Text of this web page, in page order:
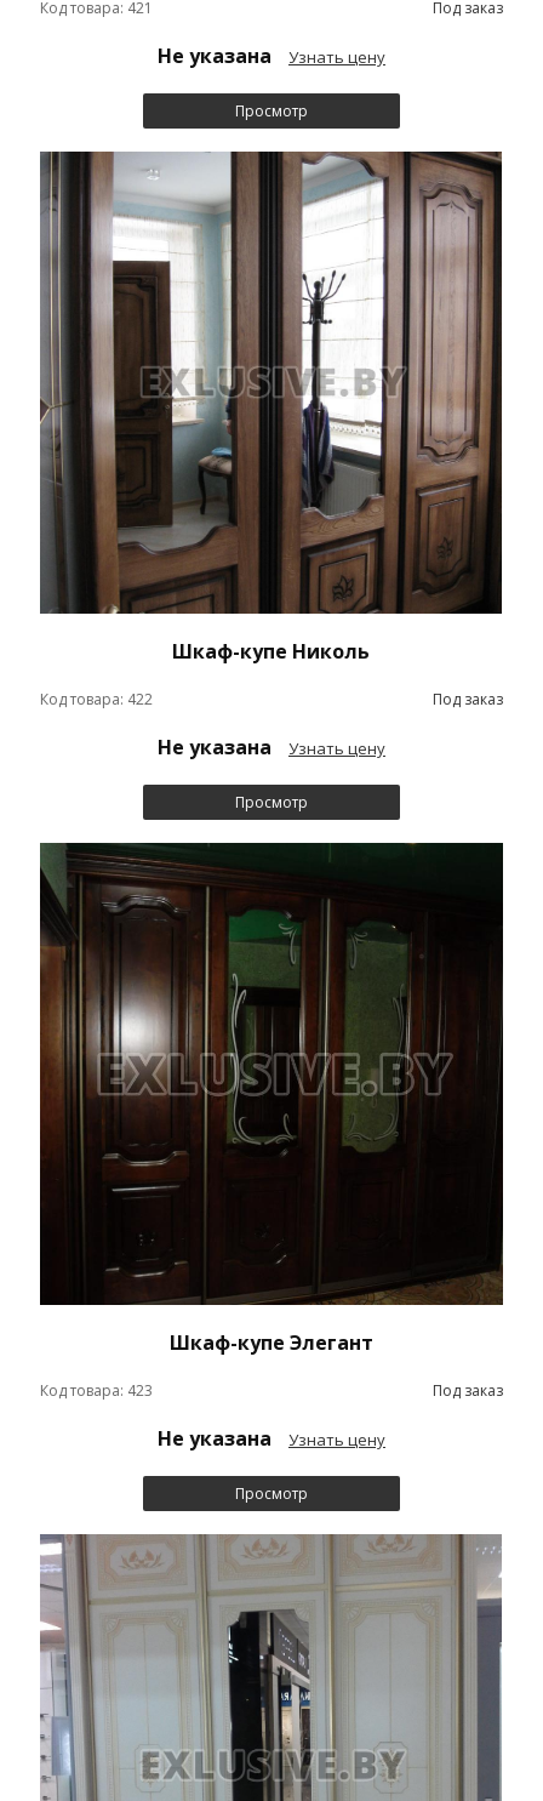
Код товара: 421 Под заказ
Не указана Узнать цену
Просмотр
Шкаф-купе Николь
Код товара: 422 Под заказ
Не указана Узнать цену
Просмотр
Шкаф-купе Элегант
Код товара: 423 Под заказ
Не указана Узнать цену
Просмотр